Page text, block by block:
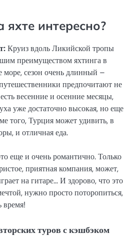
интересно?
Круиз вдоль Ликийской тропы
преимуществом яхтинга в
море, сезон очень длинный –
предпочитают не
весенние и осенние месяцы,
уже достаточно высокая, но еще
того, Турция может удивить, в
и отличная еда.
еще и очень романтично. Только
приятная компания, может,
на гитаре… И здорово, что это
нужно просто поторопиться,
время!
туров с кэшбэком